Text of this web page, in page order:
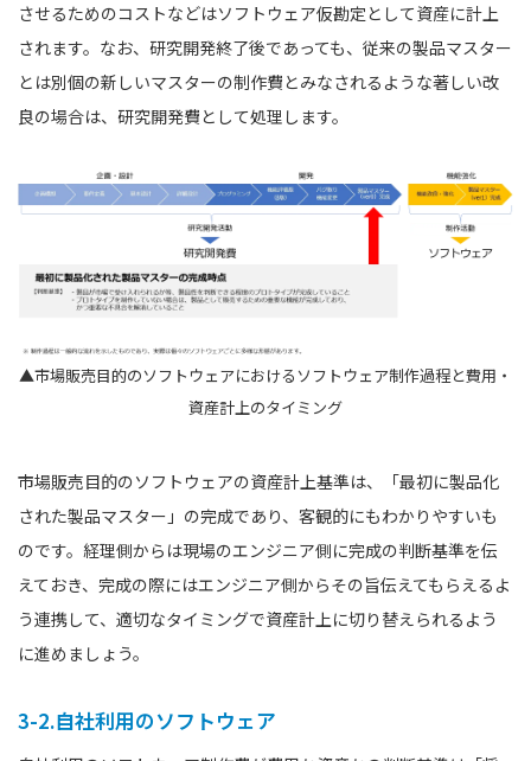
させるためのコストなどはソフトウェア仮勘定として資産に計上
されます。なお、研究開発終了後であっても、従来の製品マスター
とは別個の新しいマスターの制作費とみなされるような著しい改
良の場合は、研究開発費として処理します。
▲市場販売目的のソフトウェアにおけるソフトウェア制作過程と費用・
資産計上のタイミング
市場販売目的のソフトウェアの資産計上基準は、「最初に製品化
された製品マスター」の完成であり、客観的にもわかりやすいも
のです。経理側からは現場のエンジニア側に完成の判断基準を伝
えておき、完成の際にはエンジニア側からその旨伝えてもらえるよ
う連携して、適切なタイミングで資産計上に切り替えられるよう
に進めましょう。
3-2.自社利用のソフトウェア